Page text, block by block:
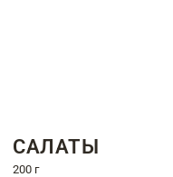
САЛАТЫ
200 г